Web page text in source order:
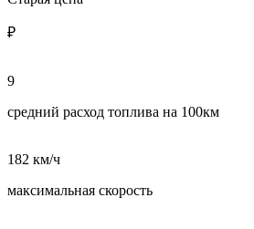
₽
9
средний расход топлива на 100км
182 км/ч
максимальная скорость